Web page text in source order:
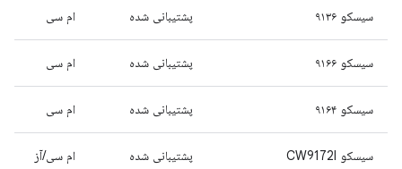
سیسکو ۹۱۳۶ پشتیبانی شده ام سی
سیسکو ۹۱۶۶ پشتیبانی شده ام سی
سیسکو ۹۱۶۴ پشتیبانی شده ام سی
سیسکو CW9172I پشتیبانی شده ام سی/آز